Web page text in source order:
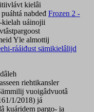
kielâi
nabdeđ Frozen 2 -
kielah uáinojii
Yle almottij
rááiđust sämikielâlijd
riehtikansler
vuoigâdvuotâ
1/2018) já
kuáridem pargo- ja